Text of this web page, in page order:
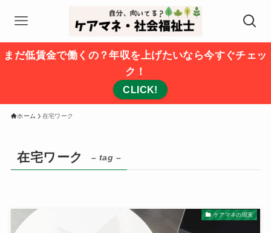
まだ低賃金で働くの？年収を上げたいなら今すぐチェッ
ク！
CLICK!
ホーム 在宅ワーク
在宅ワーク – tag –
ケアマネの現実